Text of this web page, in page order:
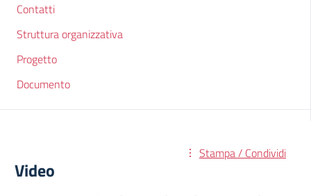
Contatti
Struttura organizzativa
Progetto
Documento
Stampa / Condividi
Video